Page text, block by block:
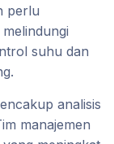
perlu
suhu dan
analisis
manajemen